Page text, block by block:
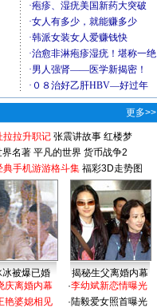
更多>>
拉拉升职记 张震讲故事 红楼梦
界名著 平凡的世界 货币战争2
典手机游游格斗集 福彩3D走势图
冰被爆已婚
揭秘生父离婚内幕
庆离婚内幕
艳婆媳相见
·李幼斌新恋情曝光
·陆毅爱女照首曝光